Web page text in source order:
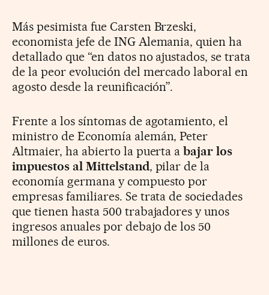
Más pesimista fue Carsten Brzeski,
economista jefe de ING Alemania, quien ha
detallado que “en datos no ajustados, se trata
de la peor evolución del mercado laboral en
agosto desde la reunificación”.
Frente a los síntomas de agotamiento, el
ministro de Economía alemán, Peter
Altmaier, ha abierto la puerta abajar los
impuestos al Mittelstand, pilar de la
economía germana y compuesto por
empresas familiares. Se trata de sociedades
que tienen hasta 500 trabajadores y unos
ingresos anuales por debajo de los 50
millones de euros.